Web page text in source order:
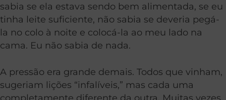
sabia se ela estava sendo bem alimentada, se eu
tinha leite suficiente, não sabia se deveria pegá-
la no colo à noite e colocá-la ao meu lado na
cama. Eu não sabia de nada.
A pressão era grande demais. Todos que vinham,
sugeriam lições “infalíveis,” mas cada uma
completamente diferente da outra. Muitas vezes,